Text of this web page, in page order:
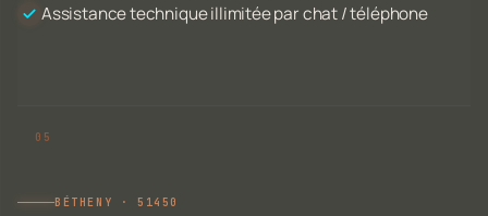
Assistance technique illimitée par chat / téléphone
BÉTHENY · 51450